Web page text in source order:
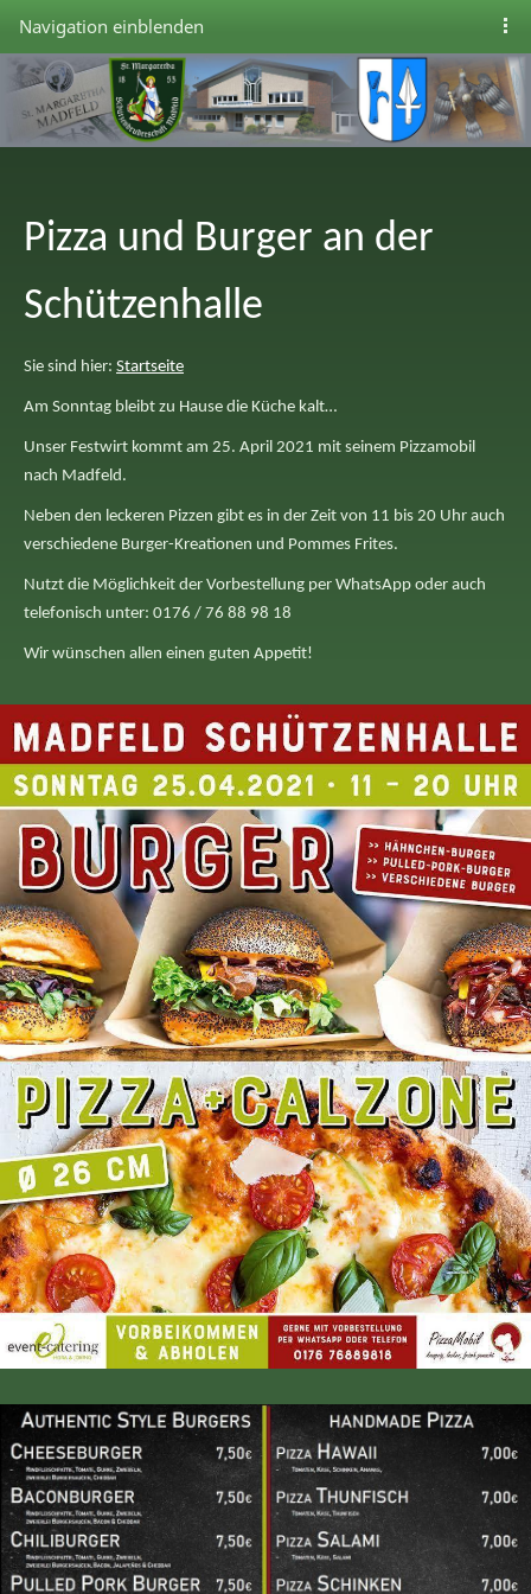
Navigation einblenden
Pizza und Burger an der
Schützenhalle
Sie sind hier: Startseite
Am Sonntag bleibt zu Hause die Küche kalt…
Unser Festwirt kommt am 25. April 2021 mit seinem Pizzamobil
nach Madfeld.
Neben den leckeren Pizzen gibt es in der Zeit von 11 bis 20 Uhr auch
verschiedene Burger-Kreationen und Pommes Frites.
Nutzt die Möglichkeit der Vorbestellung per WhatsApp oder auch
telefonisch unter: 0176 / 76 88 98 18
Wir wünschen allen einen guten Appetit!